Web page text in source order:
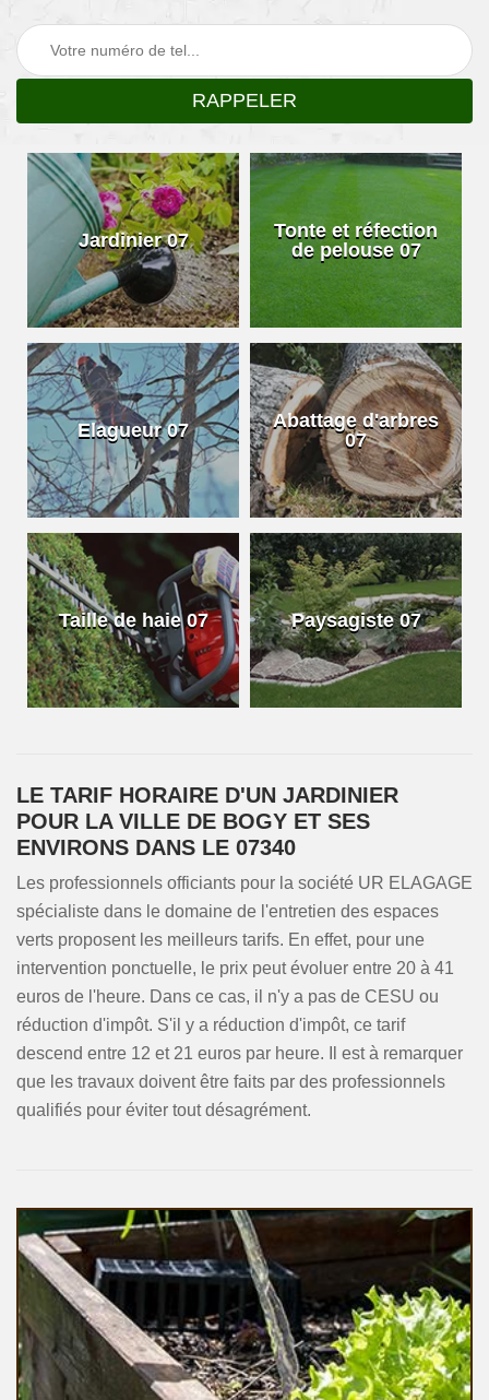
Jardinier 07
Tonte et réfection
de pelouse 07
Elagueur 07
Abattage d'arbres
07
Taille de haie 07 Paysagiste 07
LE TARIF HORAIRE D'UN JARDINIER
POUR LA VILLE DE BOGY ET SES
ENVIRONS DANS LE 07340
Les professionnels officiants pour la société UR ELAGAGE
spécialiste dans le domaine de l'entretien des espaces
verts proposent les meilleurs tarifs. En effet, pour une
intervention ponctuelle, le prix peut évoluer entre 20 à 41
euros de l'heure. Dans ce cas, il n'y a pas de CESU ou
réduction d'impôt. S'il y a réduction d'impôt, ce tarif
descend entre 12 et 21 euros par heure. Il est à remarquer
que les travaux doivent être faits par des professionnels
qualifiés pour éviter tout désagrément.